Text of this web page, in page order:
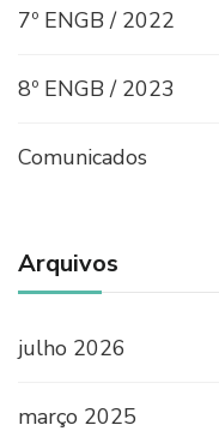
7º ENGB / 2022
8º ENGB / 2023
Comunicados
Arquivos
julho 2026
março 2025